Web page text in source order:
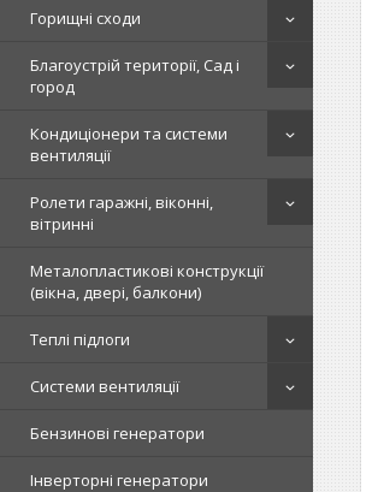
Горищні сходи
Благоустрій території, Сад і
город
Кондиціонери та системи
вентиляції
Ролети гаражні, віконні,
вітринні
Металопластикові конструкції
(вікна, двері, балкони)
Теплі підлоги
Системи вентиляції
Бензинові генератори
Інверторні генератори